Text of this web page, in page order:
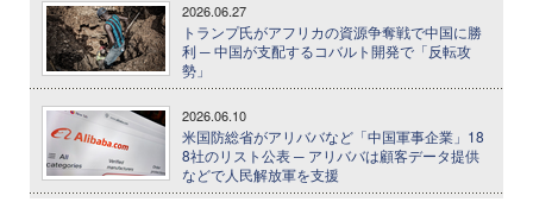
2026.06.27
トランプ氏がアフリカの資源争奪戦で中国に勝
利 ─ 中国が支配するコバルト開発で「反転攻
勢」
2026.06.10
米国防総省がアリババなど「中国軍事企業」18
8社のリスト公表 ─ アリババは顧客データ提供
などで人民解放軍を支援